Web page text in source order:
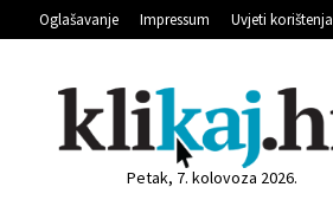
Oglašavanje Impressum Uvjeti korištenja
Petak, 7. kolovoza 2026.